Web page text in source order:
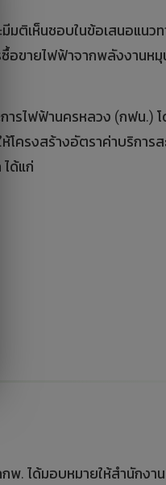
ติเห็นชอบในข้อเสนอแนวท
อขายไฟฟ้าจากพลังงานหมุ
รไฟฟ้านครหลวง (กฟน.) โ
โครงสร้างอัตราค่าบริการ
ด้แก่
พ. ได้มอบหมายให้สำนักงา